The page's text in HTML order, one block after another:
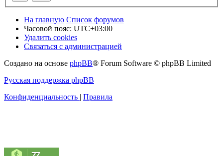
На главную Список форумов
Часовой пояс: UTC+03:00
Удалить cookies
Связаться с администрацией
Создано на основе phpBB® Forum Software © phpBB Limited
Русская поддержка phpBB
Конфиденциальность | Правила